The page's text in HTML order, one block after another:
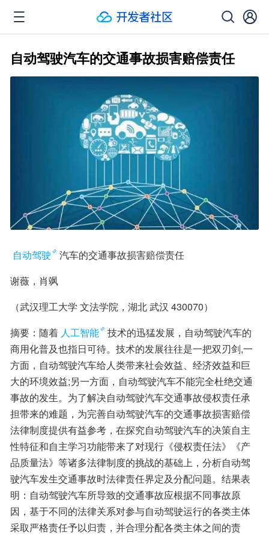
自动驾驶汽车的交通事故损害赔偿责任
自动驾驶
汽车的交通事故损害赔偿责任
谢薇，肖飒
（武汉理工大学 文法学院，湖北 武汉 430070）
摘要：随着 人工智能
技术的迅猛发展，自动驾驶汽车的
商用化普及也指日可待。技术的发展往往是一把双刃剑,一
方面，自动驾驶汽车给人类带来社会效益、经济效益和巨
大的环境效益;另一方面，自动驾驶汽车不能完全杜绝交通
事故的发生。为了解决自动驾驶汽车交通事故侵权责任承
担带来的难题，为完善自动驾驶汽车的交通事故损害赔偿
法律制度提供有益参考，在探究自动驾驶汽车的决策自主
性特征和自主学习功能带来了对现行《侵权责任法》《产
品质量法》等诸多法律制度的挑战的基础上，分析自动驾
驶汽车发生交通事故时法律责任界定及分配问题。结果表
明：自动驾驶汽车所导致的交通事故应根据不同事故原
因，基于不同的法律关系对参与自动驾驶运行的各类主体
采取严格责任予以归责，并合理分配各类主体之间的责